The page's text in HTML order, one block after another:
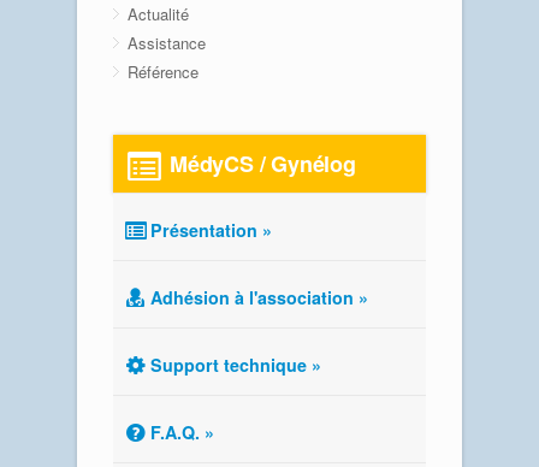
Actualité
Assistance
Référence
MédyCS / Gynélog
Présentation »
Adhésion à l'association »
Support technique »
F.A.Q. »